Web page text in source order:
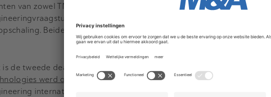
van zowel TMC als WEB zoeken steeds vaker partners waaraan ze
volledig kunnen outsourcen, van concept en
Beide organisaties willen daar op inspelen door de handen
is de tweede deal van dit jaar voor TMC, nadat een maand geleden de
werd overgenomen. Met deze nieuwe stap versterkt TMC
internationaal. Eind vorig jaar breidde TMC uit naar Zweden,